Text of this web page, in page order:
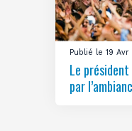
Publié le 19
Le
par